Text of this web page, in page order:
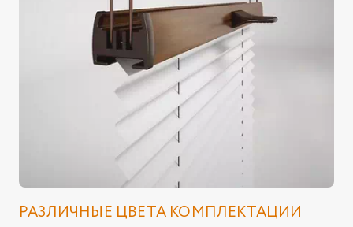
РАЗЛИЧНЫЕ ЦВЕТА КОМПЛЕКТАЦИИ